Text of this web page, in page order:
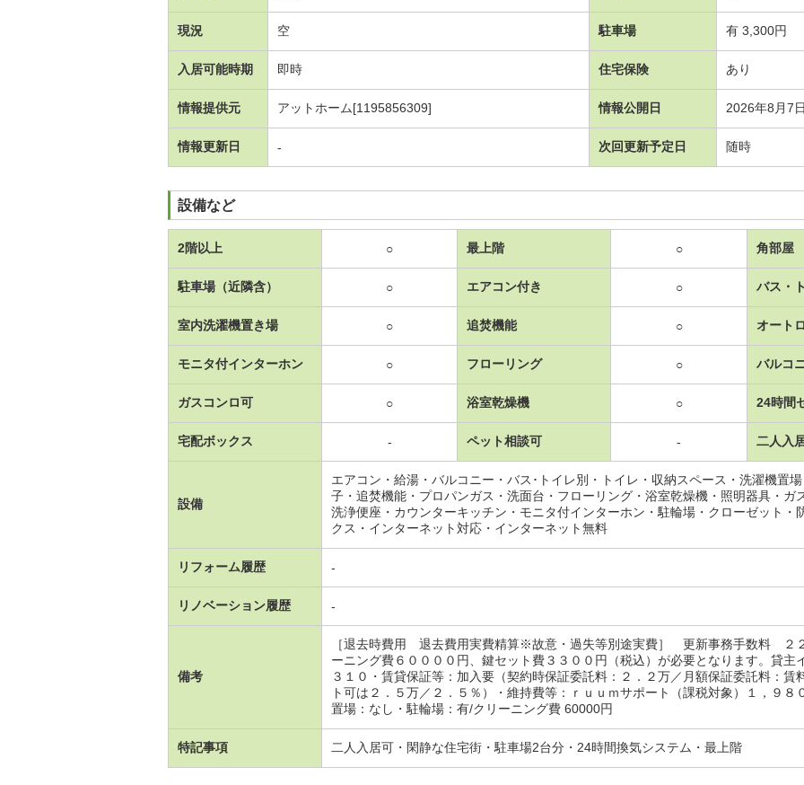
現況 空 駐車場 有 3,300円
入居可能時期 即時 住宅保険 あり
情報提供元 アットホーム[1195856309] 情報公開日 2026年8月7日
情報更新日 - 次回更新予定日 随時
設備など
2階以上 ○ 最上階 ○ 角部屋
駐車場（近隣含） ○ エアコン付き ○ バス・
室内洗濯機置き場 ○ 追焚機能 ○ オート
モニタ付インターホン ○ フローリング ○ バルコ
ガスコンロ可 ○ 浴室乾燥機 ○ 24時間
宅配ボックス - ペット相談可 - 二人入
設備
エアコン・給湯・バルコニー・バス･トイレ別・トイレ・収納スペース・洗濯機置
子・追焚機能・プロパンガス・洗面台・フローリング・浴室乾燥機・照明器具・ガ
洗浄便座・カウンターキッチン・モニタ付インターホン・駐輪場・クローゼット・
クス・インターネット対応・インターネット無料
リフォーム履歴 -
リノベーション履歴 -
備考
［退去時費用 退去費用実費精算※故意・過失等別途実費］ 更新事務手数料 ２
ーニング費６００００円、鍵セット費３３００円（税込）が必要となります。貸
３１０・賃貸保証等：加入要（契約時保証委託料：２．２万／月額保証委託料：
ト可は２．５万／２．５％）・維持費等：ｒｕｕｍサポート（課税対象）１，９８
置場：なし・駐輪場：有/クリーニング費 60000円
特記事項 二人入居可・閑静な住宅街・駐車場2台分・24時間換気システム・最上階